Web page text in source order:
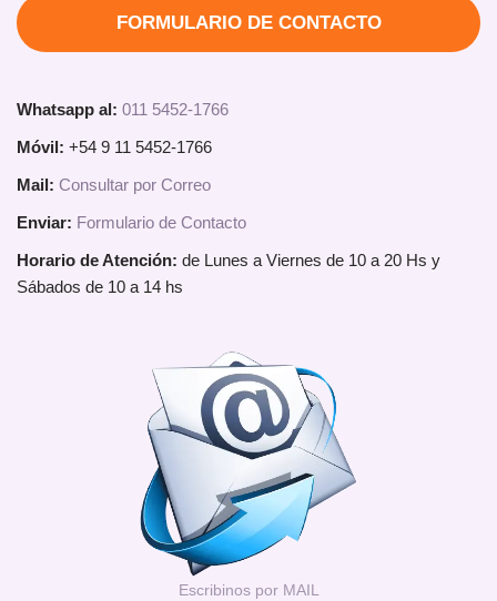
FORMULARIO DE CONTACTO
Whatsapp al: 011 5452-1766
Móvil: +54 9 11 5452-1766
Mail: Consultar por Correo
Enviar: Formulario de Contacto
Horario de Atención: de Lunes a Viernes de 10 a 20 Hs y
Sábados de 10 a 14 hs
Escribinos por MAIL